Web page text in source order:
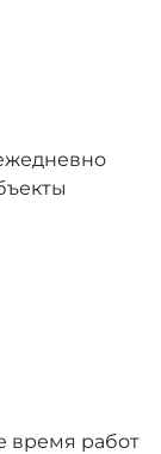
время работ